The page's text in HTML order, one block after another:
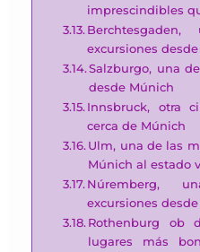
imprescindibles
excursiones
Salzburgo, una
desde Múnich
Innsbruck, otra
cerca de Múnich
Ulm, una de las
Múnich al estado
Núremberg,
excursiones
Rothenburg ob
lugares más